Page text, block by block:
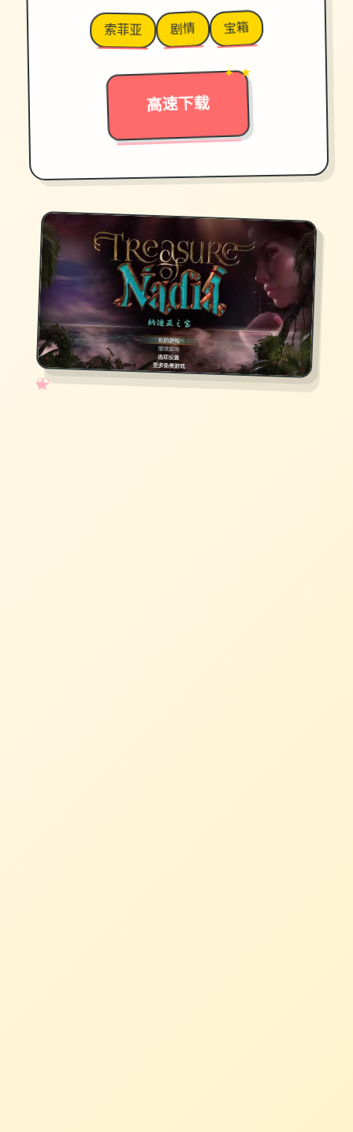
索菲亚 剧情 宝箱
高速下载
→
✦ ★
✧
♡
★
♥